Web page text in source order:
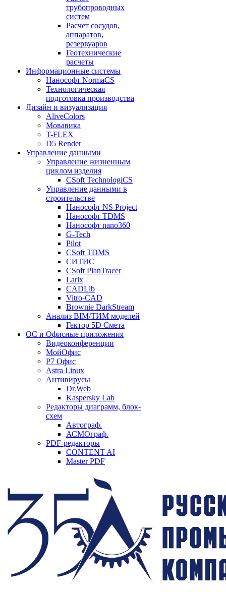
трубопроводных
систем
Расчет сосудов,
аппаратов,
резервуаров
Геотехнические
расчеты
Информационные системы
Нанософт NormaCS
Технологическая
подготовка производства
Дизайн и визуализация
AliveColors
Мовавика
T-FLEX
D5 Render
Управление данными
Управление жизненным
циклом изделия
CSoft TechnologiCS
Управление данными в
строительстве
Нанософт NS Project
Нанософт TDMS
Нанософт nano360
G-Tech
Pilot
CSoft TDMS
СИТИС
CSoft PlanTracer
Larix
CADLib
Vitro-CAD
Brownie DarkStream
Анализ BIM/ТИМ моделей
Гектор 5D Смета
ОС и Офисные приложения
Видеоконференции
МойОфис
P7 Офис
Astra Linux
Антивирусы
Dr.Web
Kaspersky Lab
Редакторы диаграмм, блок-
схем
Автограф.
АСМОграф.
PDF-редакторы
CONTENT AI
Master PDF